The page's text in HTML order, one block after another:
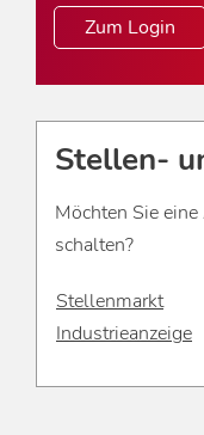
Zum Login
Stellen-
Möchten Sie
schalten?
Stellenmarkt
Industrieanzeige